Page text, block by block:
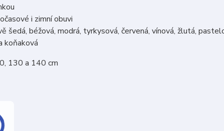
i zimní obuvi
šedá, béžová, modrá, tyrkysová, červená, vínová, žlutá,
koňaková
130 a 140 cm